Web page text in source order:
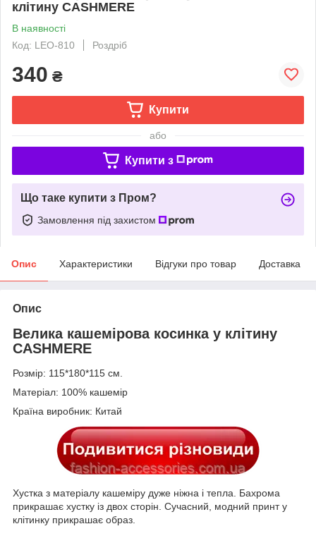
клітину CASHMERE
В наявності
Код: LEO-810
Роздріб
340 ₴
Купити
або
Купити з
Що таке купити з Пром?
Замовлення під захистом
Опис Характеристики Відгуки про товар Доставка
Опис
Велика кашемірова косинка у клітину
CASHMERE
Розмір: 115*180*115 см.
Матеріал: 100% кашемір
Країна виробник: Китай
Хустка з матеріалу кашеміру дуже ніжна і тепла. Бахрома
прикрашає хустку із двох сторін. Сучасний, модний принт у
клітинку прикрашає образ.